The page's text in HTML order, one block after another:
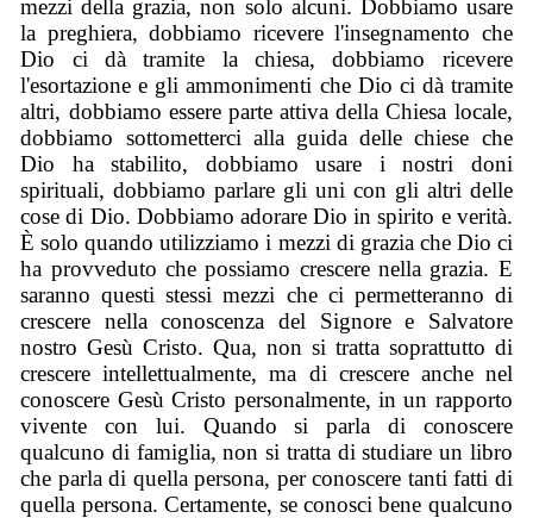
mezzi della grazia, non solo alcuni. Dobbiamo usare
la preghiera, dobbiamo ricevere l'insegnamento che
Dio ci dà tramite la chiesa, dobbiamo ricevere
l'esortazione e gli ammonimenti che Dio ci dà tramite
altri, dobbiamo essere parte attiva della Chiesa locale,
dobbiamo sottometterci alla guida delle chiese che
Dio ha stabilito, dobbiamo usare i nostri doni
spirituali, dobbiamo parlare gli uni con gli altri delle
cose di Dio. Dobbiamo adorare Dio in spirito e verità.
È solo quando utilizziamo i mezzi di grazia che Dio ci
ha provveduto che possiamo crescere nella grazia. E
saranno questi stessi mezzi che ci permetteranno di
crescere nella conoscenza del Signore e Salvatore
nostro Gesù Cristo. Qua, non si tratta soprattutto di
crescere intellettualmente, ma di crescere anche nel
conoscere Gesù Cristo personalmente, in un rapporto
vivente con lui. Quando si parla di conoscere
qualcuno di famiglia, non si tratta di studiare un libro
che parla di quella persona, per conoscere tanti fatti di
quella persona. Certamente, se conosci bene qualcuno